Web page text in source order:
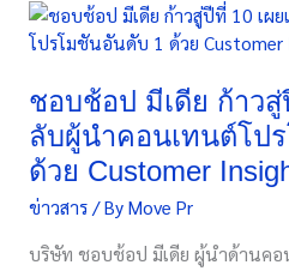
ชอบช้อป มีเดีย ก้าวสู่
ลับผู้นำคอนเทนต์โป
ด้วย Customer
ข่าวสาร/ ByMove Pr
บริษัท ชอบช้อป มีเดีย ผู้นำด้านคอ
ชอบ
ช้อป
ก้าว
สู่
ปี
ที่
10
เคล็ด